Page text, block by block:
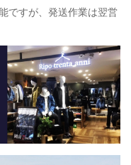
ですが、発送作業は翌営